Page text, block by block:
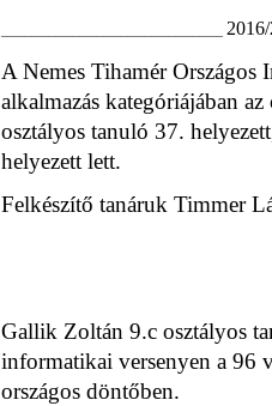
A Nemes Tihamér
alkalmazás kategóriájában
osztályos tanuló 37.
helyezett lett.
Felkészítő tanáruk Timmer
Gallik Zoltán 9.c osztályos
informatikai versenyen a 96
országos döntőben.